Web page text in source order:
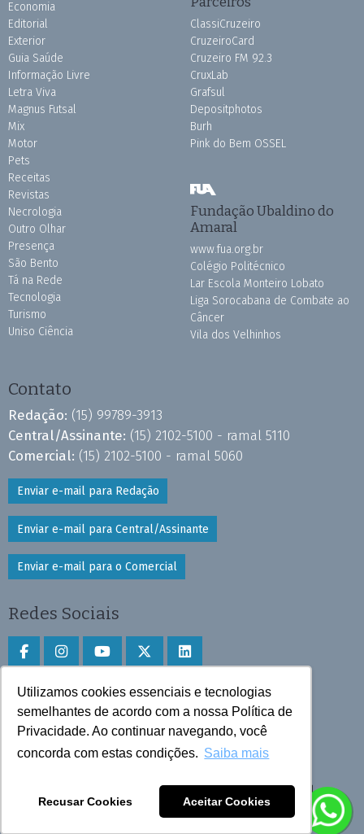
Utilizamos cookies essenciais e tecnologias
semelhantes de acordo com a nossa Política de
Privacidade. Ao continuar navegando, você
concorda com estas condições. Saiba mais
Recusar Cookies Aceitar Cookies
Economia
Editorial
Exterior
Guia Saúde
Informação Livre
Letra Viva
Magnus Futsal
Mix
Motor
Pets
Receitas
Revistas
Necrologia
Outro Olhar
Presença
São Bento
Tá na Rede
Tecnologia
Turismo
Uniso Ciência
ClassiCruzeiro
CruzeiroCard
Cruzeiro FM 92.3
CruxLab
Grafsul
Depositphotos
Burh
Pink do Bem OSSEL
Fundação Ubaldino do
Amaral
www.fua.org.br
Colégio Politécnico
Lar Escola Monteiro Lobato
Liga Sorocabana de Combate ao
Câncer
Vila dos Velhinhos
Contato
Redação: (15) 99789-3913
Central/Assinante: (15) 2102-5100 - ramal 5110
Comercial: (15) 2102-5100 - ramal 5060
Enviar e-mail para Redação
Enviar e-mail para Central/Assinante
Enviar e-mail para o Comercial
Redes Sociais
Faça download do aplicativo
Play Store e App Store
Todos os direitos reservados © 2025 Cruzeiro do Sul